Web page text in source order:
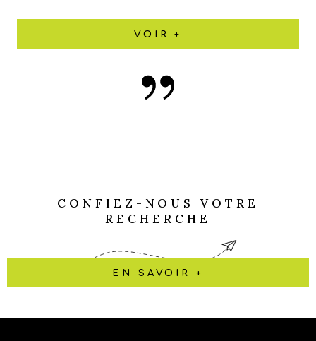
VOIR +
CONFIEZ-NOUS VOTRE
RECHERCHE
EN SAVOIR +